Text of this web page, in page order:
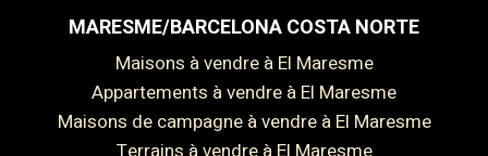
MARESME/BARCELONA COSTA NORTE
Maisons à vendre à El Maresme
Appartements à vendre à El Maresme
Maisons de campagne à vendre à El Maresme